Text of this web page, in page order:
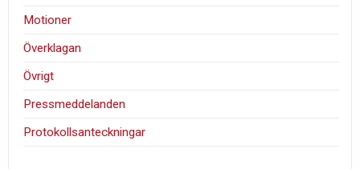
Motioner
Överklagan
Övrigt
Pressmeddelanden
Protokollsanteckningar